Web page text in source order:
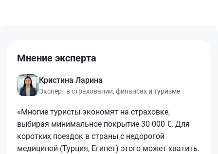
Мнение эксперта
Кристина Ларина
Эксперт в страховании, финансах и туризме
«Многие туристы экономят на страховке,
выбирая минимальное покрытие 30 000 €. Для
коротких поездок в страны с недорогой
медициной (Турция, Египет) этого может хватить.